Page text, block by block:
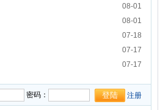
08-01
08-01
07-18
07-17
07-17
密码： 注册